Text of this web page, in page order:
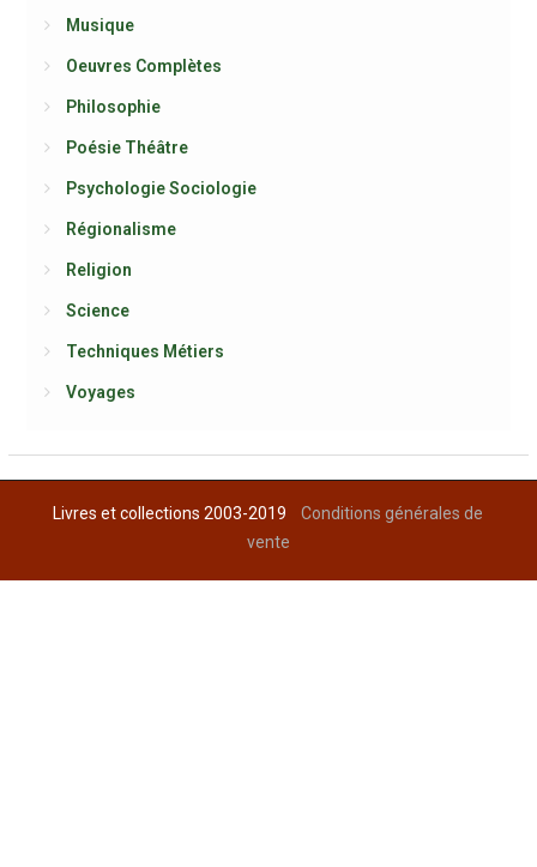
Musique
Oeuvres Complètes
Philosophie
Poésie Théâtre
Psychologie Sociologie
Régionalisme
Religion
Science
Techniques Métiers
Voyages
Livres et collections 2003-2019Conditions générales de
vente